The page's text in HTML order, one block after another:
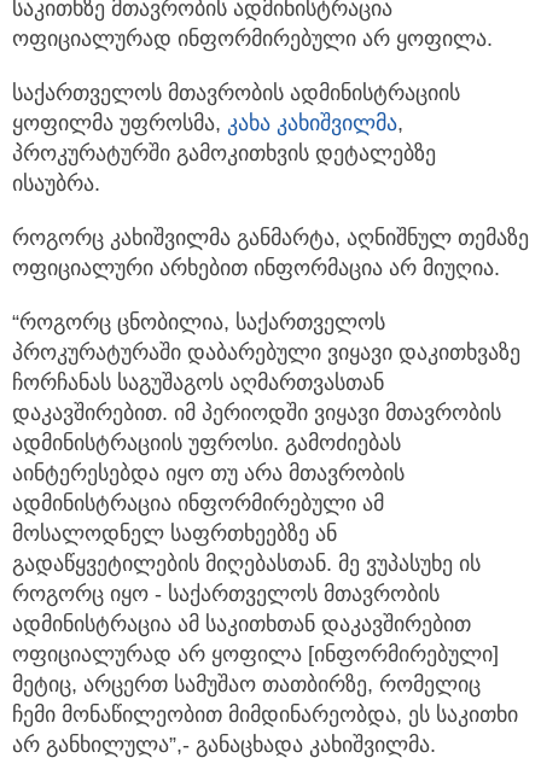
საკითხზე მთავრობის ადმინისტრაცია
ოფიციალურად ინფორმირებული არ ყოფილა.
საქართველოს მთავრობის ადმინისტრაციის
ყოფილმა უფროსმა, კახა კახიშვილმა,
პროკურატურში გამოკითხვის დეტალებზე
ისაუბრა.
როგორც კახიშვილმა განმარტა, აღნიშნულ თემაზე
ოფიციალური არხებით ინფორმაცია არ მიუღია.
“როგორც ცნობილია, საქართველოს
პროკურატურაში დაბარებული ვიყავი დაკითხვაზე
ჩორჩანას საგუშაგოს აღმართვასთან
დაკავშირებით. იმ პერიოდში ვიყავი მთავრობის
ადმინისტრაციის უფროსი. გამოძიებას
აინტერესებდა იყო თუ არა მთავრობის
ადმინისტრაცია ინფორმირებული ამ
მოსალოდნელ საფრთხეებზე ან
გადაწყვეტილების მიღებასთან. მე ვუპასუხე ის
როგორც იყო - საქართველოს მთავრობის
ადმინისტრაცია ამ საკითხთან დაკავშირებით
ოფიციალურად არ ყოფილა [ინფორმირებული]
მეტიც, არცერთ სამუშაო თათბირზე, რომელიც
ჩემი მონაწილეობით მიმდინარეობდა, ეს საკითხი
არ განხილულა”,- განაცხადა კახიშვილმა.